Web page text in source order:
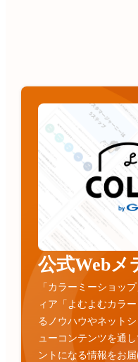
公式Webメ
「カラーミーショッ
ィア「よむよむカラ
るノウハウやネット
ューコンテンツを通
ントになる情報をお届